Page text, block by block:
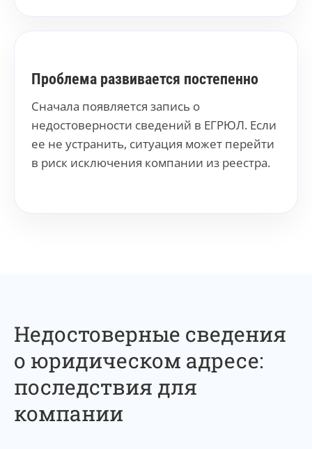
Проблема развивается постепенно
Сначала появляется запись о
недостоверности сведений в ЕГРЮЛ. Если
ее не устранить, ситуация может перейти
в риск исключения компании из реестра.
Недостоверные сведения
о юридическом адресе:
последствия для
компании